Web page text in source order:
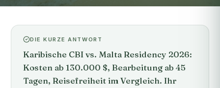
DIE KURZE ANTWORT
Karibische CBI vs. Malta Residency 2026:
Kosten ab 130.000 $, Bearbeitung ab 45
Tagen, Reisefreiheit im Vergleich. Ihr